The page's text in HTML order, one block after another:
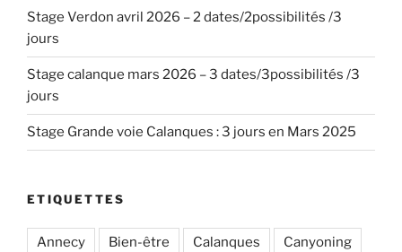
Stage Verdon avril 2026 – 2 dates/2possibilités /3
jours
Stage calanque mars 2026 – 3 dates/3possibilités /3
jours
Stage Grande voie Calanques : 3 jours en Mars 2025
ETIQUETTES
Annecy Bien-être Calanques Canyoning